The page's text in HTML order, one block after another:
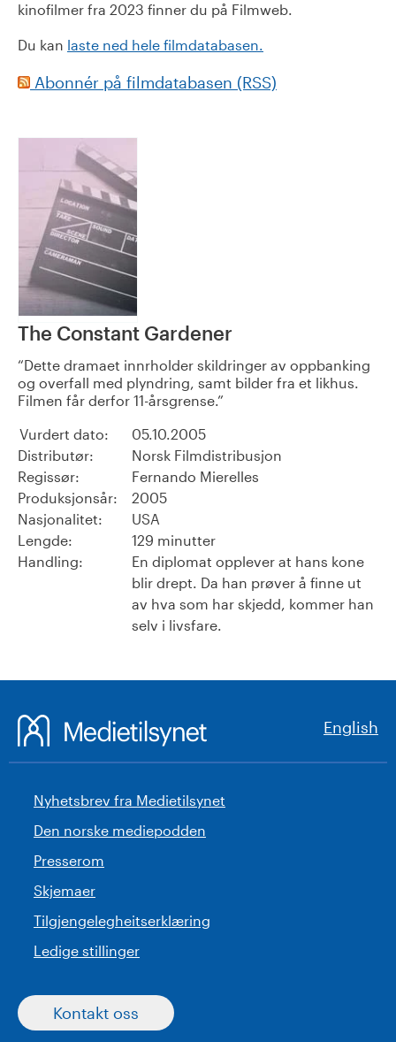
kinofilmer fra 2023 finner du på Filmweb.
Du kan laste ned hele filmdatabasen.
Abonnér på filmdatabasen (RSS)
The Constant Gardener
Dette dramaet innrholder skildringer av oppbanking
og overfall med plyndring, samt bilder fra et likhus.
Filmen får derfor 11-årsgrense.
Vurdert dato:
05.10.2005
Distributør:
Norsk Filmdistribusjon
Regissør:
Fernando Mierelles
Produksjonsår:
2005
Nasjonalitet:
USA
Lengde:
129 minutter
Handling:
En diplomat opplever at hans kone
blir drept. Da han prøver å finne ut
av hva som har skjedd, kommer han
selv i livsfare.
English
Nyhetsbrev fra Medietilsynet
Den norske mediepodden
Presserom
Skjemaer
Tilgjengelegheitserklæring
Ledige stillinger
Kontakt oss